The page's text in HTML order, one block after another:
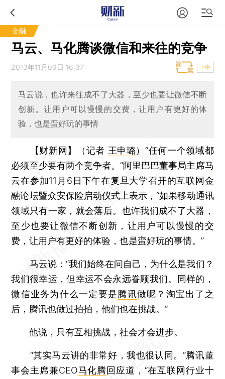
金融
马云、马化腾谈微信和来往的竞争
2013年11月06日 16:37 T中
马云说，也许来往成不了大器，至少也要让微信不断
创新。让用户可以慢慢的交费，让用户有更好的体
验，也是蛮好玩的事情
【财新网】（记者 王申璐）“任何一个领域都
必须至少要有两个竞争者。”阿里巴巴董事局主席马
云在参加11月6日下午在复旦大学召开的互联网金
融论坛暨众安保险启动仪式上表示，“如果移动通讯
领域只有一家，就会落后。也许我们成不了大器，
至少也要让微信不断创新，让用户可以慢慢的交
费，让用户有更好的体验，也是蛮好玩的事情。”
马云说：“我们始终在问自己，为什么是我们？
我们很幸运，但幸运不会永远眷顾我们。同样的，
微信业务为什么一定要是腾讯做呢？淘宝出了之
后，腾讯也做过拍拍，他们也在挑战。”
他说，只有互相挑战，社会才会进步。
“其实马云讲的非常好，我也很认同。”腾讯董
事会主席兼CEO马化腾回应道，“在互联网行业十